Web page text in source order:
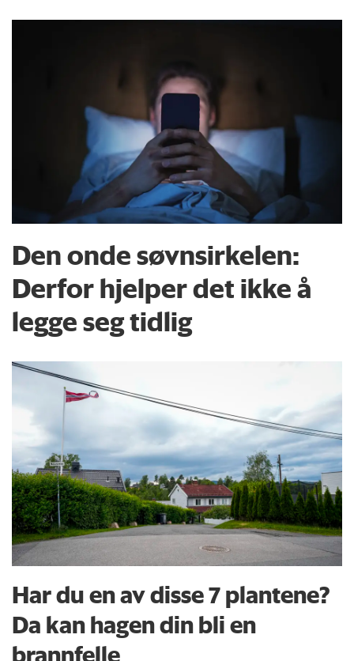
Den onde søvnsirkelen:
Derfor hjelper det ikke å
legge seg tidlig
Har du en av disse 7 plantene?
Da kan hagen din bli en
brannfelle